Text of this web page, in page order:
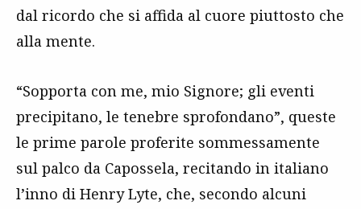
dal ricordo che si affida al cuore piuttosto che
alla mente.
“Sopporta con me, mio Signore; gli eventi
precipitano, le tenebre sprofondano”, queste
le prime parole proferite sommessamente
sul palco da Capossela, recitando in italiano
l’inno di Henry Lyte, che, secondo alcuni